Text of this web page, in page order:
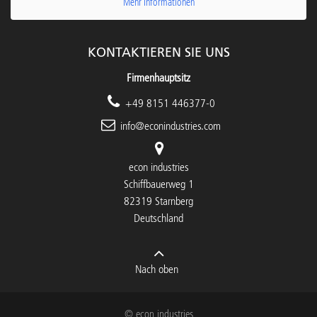
Mehr Informationen
KONTAKTIEREN SIE UNS
Firmenhauptsitz
+49 8151 446377-0
info@econindustries.com
econ industries
Schiffbauerweg 1
82319 Starnberg
Deutschland
Nach oben
© econ industries